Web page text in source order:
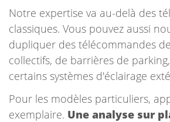
Notre expertise va au-delà des
classiques. Vous pouvez aussi
dupliquer des télécommandes
collectifs, de barrières de
certains systèmes d'éclairage
Pour les modèles particuliers,
exemplaire. Une analyse sur